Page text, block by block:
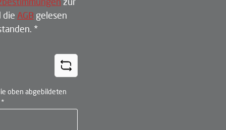
die AGB gelesen
*
oben abgebildeten
*